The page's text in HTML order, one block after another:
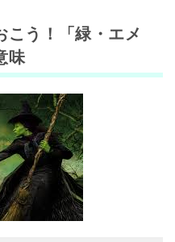
こう！「緑・エメ
味